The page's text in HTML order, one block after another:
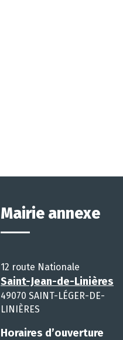
Mairie annexe
12 route Nationale
Saint-Jean-de-Linières
49070 SAINT-LÉGER-DE-
LINIÈRES
Horaires d’ouverture